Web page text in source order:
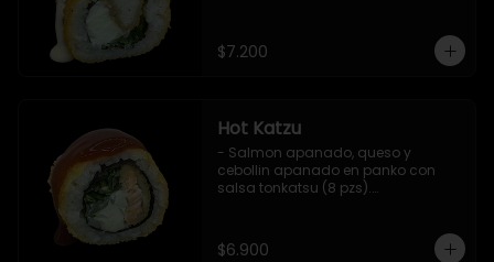
$7.200
Hot Katzu
- Salmon apanado, queso y
cebollin apanado en panko con
salsa tonkatsu (8 pzs).
$6.900